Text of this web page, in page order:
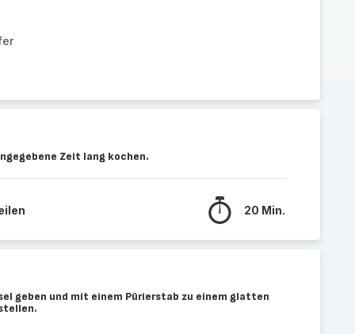
Zeit lang kochen.
20 Min.
geben und mit einem Pürierstab zu einem glatten